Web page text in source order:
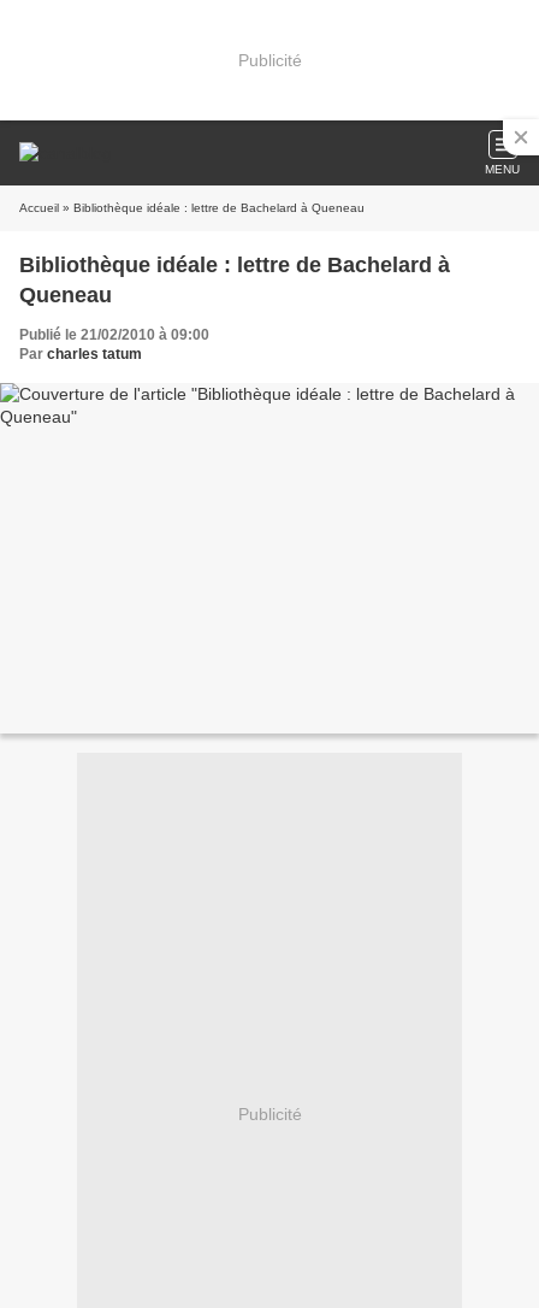
Publicité
MENU
Accueil » Bibliothèque idéale : lettre de Bachelard à Queneau
Bibliothèque idéale : lettre de Bachelard à
Queneau
Publié le 21/02/2010 à 09:00
Par charles tatum
Publicité